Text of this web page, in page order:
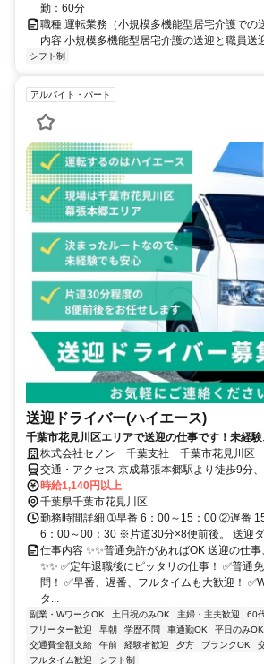
勤：60分
職種 運転業務（小規模多機能型居宅介護での
内容 小規模多機能型居宅介護の送迎と職員送
シフト制
アルバイト・パート
送迎ドライバー(ハイエース)
千葉市花見川区エリアで送迎の仕事です！未経験
株式会社セノン 千葉支社 千葉市花見川区
交通・アクセス 京成幕張本郷駅より徒歩9分
分／クルマ通勤OK（駐車場完備）
時給1,140円以上
千葉県千葉市花見川区
勤務時間詳細 ➀早番 6：00～15：00 ②遅番
6：00～00：30 ※片道30分×8便前後。 送迎ダ
仕事内容 ✨✨普通免許があればOK 送迎の仕
✨✨ ✅定年退職後にピッタリの仕事！ ✅普通
問！ ✅早番、遅番、フルタイムも大歓迎！
タ...
副業・WワークOK 土日祝のみOK 主婦・主夫歓迎
60
フリーター歓迎
早朝 学歴不問 車通勤OK 平日のみOK
交通費全額支給
午前 経験者歓迎 夕方 ブランクOK
フルタイム歓迎
シフト制